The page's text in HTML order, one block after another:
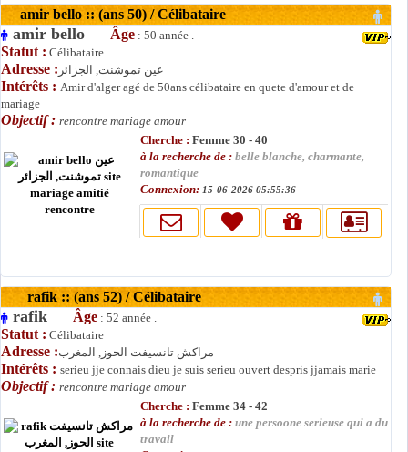
amir bello :: (ans 50) / Célibataire
amir bello Âge : 50 année .
Statut : Célibataire
Adresse : عين تموشنت, الجزائر
Intérêts : Amir d'alger agé de 50ans célibataire en quete d'amour et de
mariage
Objectif : rencontre mariage amour
Cherche : Femme 30 - 40
à la recherche de : belle blanche, charmante,
romantique
Connexion: 15-06-2026 05:55:36
rafik :: (ans 52) / Célibataire
rafik Âge : 52 année .
Statut : Célibataire
Adresse :مراكش تانسيفت الحوز, المغرب
Intérêts : serieu jje connais dieu je suis serieu ouvert despris jjamais marie
Objectif : rencontre mariage amour
Cherche : Femme 34 - 42
à la recherche de : une persoone serieuse qui a du
travail